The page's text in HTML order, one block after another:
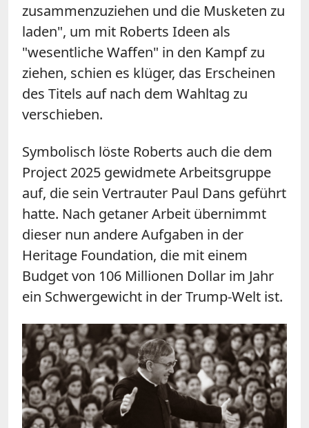
zusammenzuziehen und die Musketen zu
laden", um mit Roberts Ideen als
"wesentliche Waffen" in den Kampf zu
ziehen, schien es klüger, das Erscheinen
des Titels auf nach dem Wahltag zu
verschieben.
Symbolisch löste Roberts auch die dem
Project 2025 gewidmete Arbeitsgruppe
auf, die sein Vertrauter Paul Dans geführt
hatte. Nach getaner Arbeit übernimmt
dieser nun andere Aufgaben in der
Heritage Foundation, die mit einem
Budget von 106 Millionen Dollar im Jahr
ein Schwergewicht in der Trump-Welt ist.